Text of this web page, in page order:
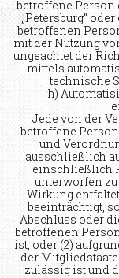
betroffene Person
„Petersburg“
betroffenen
mit der Nutzung
ungeachtet der
mittels
technische
h)
Jede von der
betroffene
und
ausschließlich
einschließlich
unterworfen
Wirkung
beeinträchtigt,
Abschluss oder
betroffenen
ist, oder (2)
der
zulässig ist und